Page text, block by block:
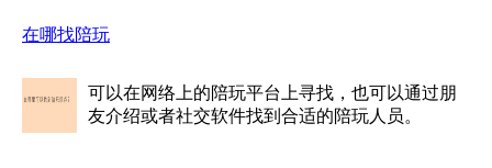
在哪找陪玩
可以在网络上的陪玩平台上寻找，也可以通过朋
友介绍或者社交软件找到合适的陪玩人员。